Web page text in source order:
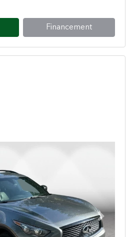
Financement
Next